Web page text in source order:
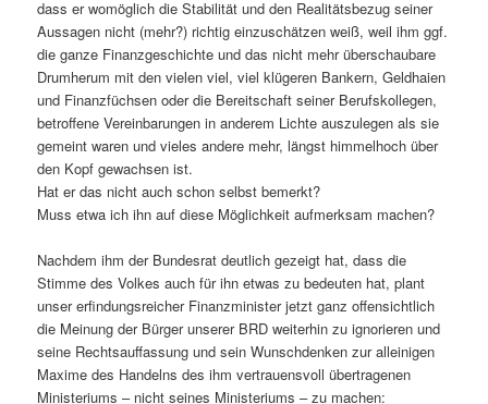
dass er womöglich die Stabilität und den Realitätsbezug seiner
Aussagen nicht (mehr?) richtig einzuschätzen weiß, weil ihm ggf.
die ganze Finanzgeschichte und das nicht mehr überschaubare
Drumherum mit den vielen viel, viel klügeren Bankern, Geldhaien
und Finanzfüchsen oder die Bereitschaft seiner Berufskollegen,
betroffene Vereinbarungen in anderem Lichte auszulegen als sie
gemeint waren und vieles andere mehr, längst himmelhoch über
den Kopf gewachsen ist.
Hat er das nicht auch schon selbst bemerkt?
Muss etwa ich ihn auf diese Möglichkeit aufmerksam machen?
Nachdem ihm der Bundesrat deutlich gezeigt hat, dass die
Stimme des Volkes auch für ihn etwas zu bedeuten hat, plant
unser erfindungsreicher Finanzminister jetzt ganz offensichtlich
die Meinung der Bürger unserer BRD weiterhin zu ignorieren und
seine Rechtsauffassung und sein Wunschdenken zur alleinigen
Maxime des Handelns des ihm vertrauensvoll übertragenen
Ministeriums – nicht seines Ministeriums – zu machen: